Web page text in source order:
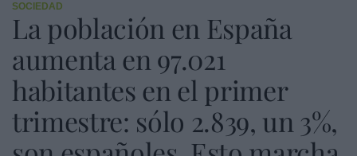
SOCIEDAD
La población en España
aumenta en 97.021
habitantes en el primer
trimestre: sólo 2.839, un 3%,